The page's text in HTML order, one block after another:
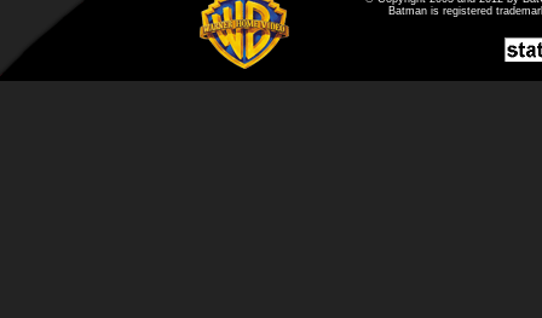
Batman is registered